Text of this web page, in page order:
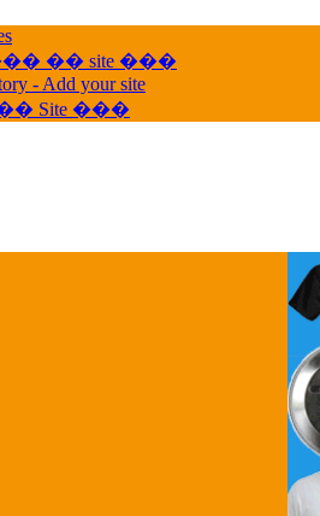
��� �� site ���
- Add your site
Site ���